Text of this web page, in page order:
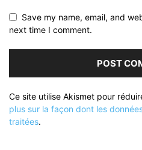
Save my name, email, and
next time I comment.
Ce site utilise Akismet pour
plus sur la façon dont les
traitées.